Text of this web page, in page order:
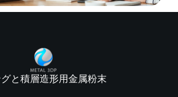
と積層造形用金属粉末